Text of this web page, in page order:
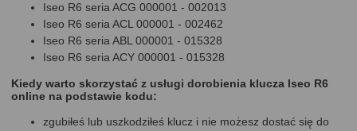
Iseo R6 seria ACG 000001 - 002013
Iseo R6 seria ACL 000001 - 002462
Iseo R6 seria ABL 000001 - 015328
Iseo R6 seria ACY 000001 - 015328
Kiedy warto skorzystać z usługi dorobienia klucza Iseo R6
online na podstawie kodu:
zgubiłeś lub uszkodziłeś klucz i nie możesz dostać się do